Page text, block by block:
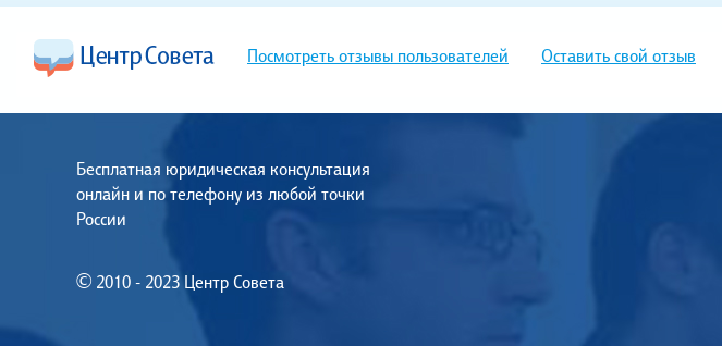
Посмотреть отзывы пользователей Оставить свой отзыв
Бесплатная юридическая консультация
онлайн и по телефону из любой точки
России
© 2010 - 2023 Центр Совета